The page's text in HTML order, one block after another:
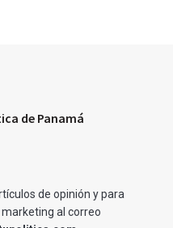
de Panamá
de opinión y para
al correo